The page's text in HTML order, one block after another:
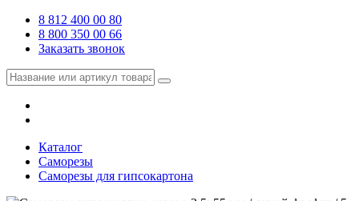
8 812 400 00 80
8 800 350 00 66
Заказать звонок
Каталог
Саморезы
Саморезы для гипсокартона